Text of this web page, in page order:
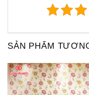
SẢN PHẨM